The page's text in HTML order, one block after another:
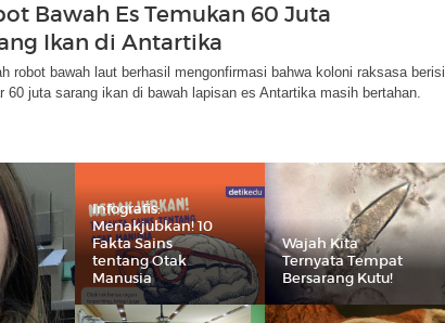
Bawah Es Temukan 60 Juta
Ikan di Antartika
robot bawah laut berhasil mengonfirmasi bahwa koloni raksasa berisi
60 juta sarang ikan di bawah lapisan es Antartika masih bertahan.
Infografis:
Menakjubkan! 10
Fakta Sains
tentang Otak
Manusia
Wajah Kita
Ternyata Tempat
Bersarang Kutu!